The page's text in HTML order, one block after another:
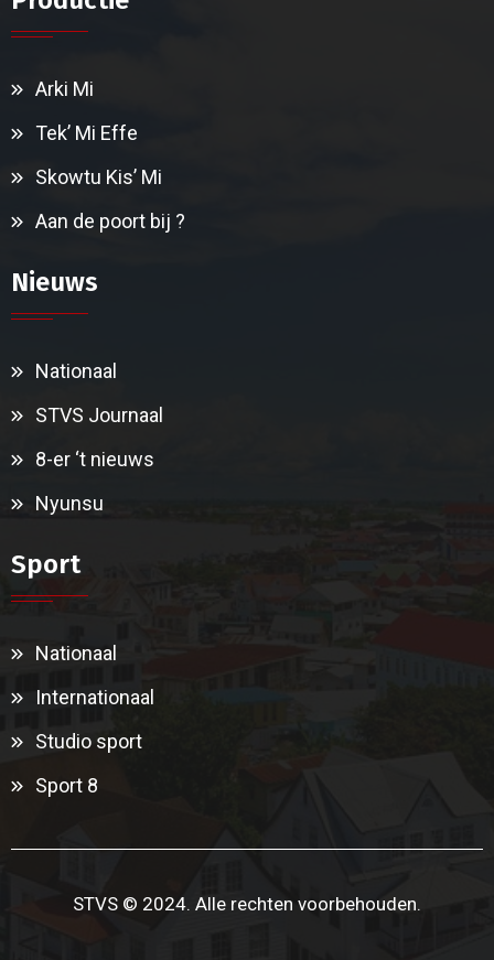
Arki Mi
Tek’ Mi Effe
Skowtu Kis’ Mi
Aan de poort bij ?
Nieuws
Nationaal
STVS Journaal
8-er ‘t nieuws
Nyunsu
Sport
Nationaal
Internationaal
Studio sport
Sport 8
STVS © 2024. Alle rechten voorbehouden.